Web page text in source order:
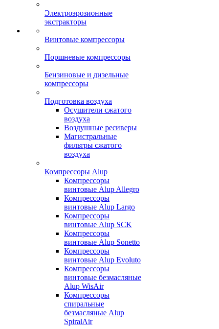
Электроэрозионные
экстракторы
Винтовые компрессоры
Поршневые компрессоры
Бензиновые и дизельные
компрессоры
Подготовка воздуха
Осушители сжатого
воздуха
Воздушные ресиверы
Магистральные
фильтры сжатого
воздуха
Компрессоры Alup
Компрессоры
винтовые Alup Allegro
Компрессоры
винтовые Alup Largo
Компрессоры
винтовые Alup SCK
Компрессоры
винтовые Alup Sonetto
Компрессоры
винтовые Alup Evoluto
Компрессоры
винтовые безмасляные
Alup WisAir
Компрессоры
спиральные
безмасляные Alup
SpiralAir